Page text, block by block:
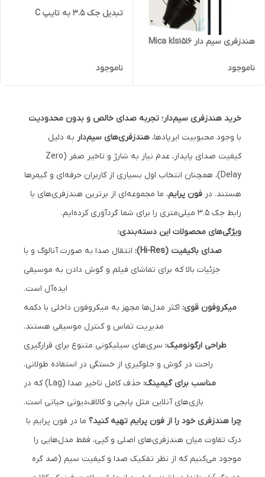
هندزفری سیم دار Mica kls1516
ناموجود
تبدیل جک 3.5 به تایپ C
ناموجود
خرید هندزفری سیم‌دار؛ تجربه صدای خالص و بدون محدودیت
با وجود محبوبیت ایرپادها، هندزفری‌های سیم‌دار به دلیل
کیفیت صدای پایدار، عدم نیاز به شارژ و تاخیر صفر (Zero
Delay)، همچنان انتخاب اول بسیاری از کاربران حرفه‌ای و گیمرها
هستند. در فون پرایم، ما مجموعه‌ای از برترین هندزفری‌های با
رابط جک 3.5 میلی‌متری را برای شما گردآوری کرده‌ایم.
ویژگی‌های محصولات این دسته‌بندی:
صدای باکیفیت (Hi-Res):
انتقال صدا به صورت آنالوگ و با
جزئیات بالا که برای تماشای فیلم و گوش دادن به موسیقی
ایده‌آل است.
میکروفون قوی: اکثر مدل‌ها مجهز به میکروفون داخلی با دکمه
مدیریت تماس و کنترل موسیقی هستند.
طراحی ارگونومیک: سری‌های سیلیکونی متنوع برای قرارگیری
راحت در گوش و جلوگیری از خستگی در استفاده طولانی.
مناسب برای گیمینگ:
حذف کامل تاخیر صدا (Lag) که در
بازی‌های آنلاین مثل پابجی و کالاف‌دیوتی حیاتی است.
چرا هندزفری خود را از فون پرایم تهیه کنید؟ ما در فون پرایم با
درک تفاوت میان هندزفری‌های اصلی و کپی، فقط مدل‌هایی را
موجود می‌کنیم که از نظر تفکیک صدا و کیفیت سیم (ضد گره